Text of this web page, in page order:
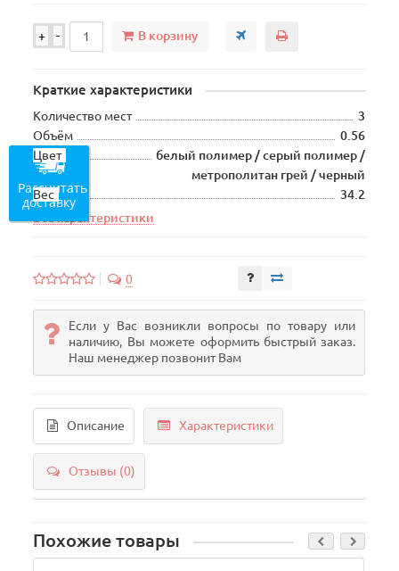
+ - В корзину
Краткие характеристики
Количество мест
3
Объём
0.56
Цвет
белый полимер / серый полимер /
метрополитан грей / черный
Вес
34.2
Все характеристики
0
Если у Вас возникли вопросы по товару или
наличию, Вы можете оформить быстрый заказ.
Наш менеджер позвонит Вам
Описание Характеристики
Отзывы (0)
Похожие товары
Рассчитать
доставку